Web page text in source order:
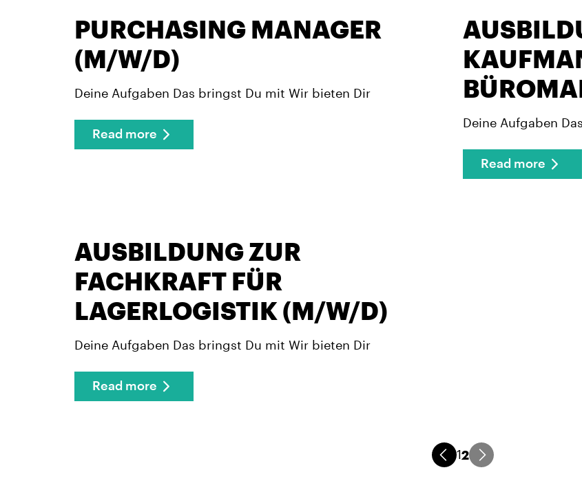
PURCHASING MANAGER
(M/W/D)
Deine Aufgaben Das bringst Du mit Wir bieten Dir
Read more
Deine Aufgaben
Read more
AUSBILDUNG ZUR
FACHKRAFT FÜR
LAGERLOGISTIK (M/W/D)
Deine Aufgaben Das bringst Du mit Wir bieten Dir
Read more
12